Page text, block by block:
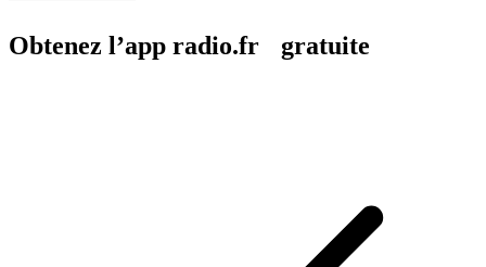
Obtenez l’app radio.fr gratuite